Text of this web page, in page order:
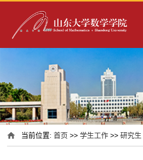
当前位置:首页 >>学生工作 >>研究生